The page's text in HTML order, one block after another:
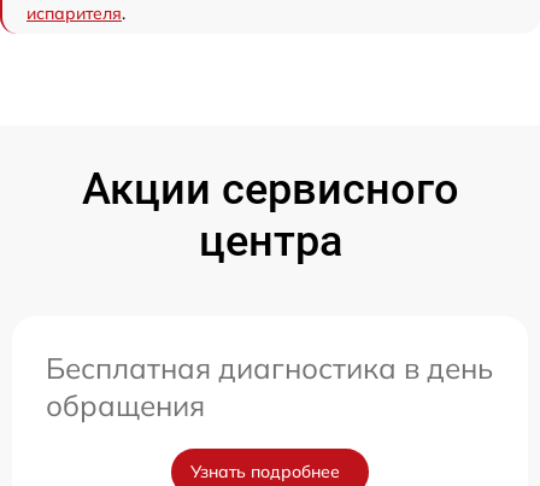
испарителя.
Акции сервисного
центра
Бесплатная диагностика в день
обращения
Узнать подробнее